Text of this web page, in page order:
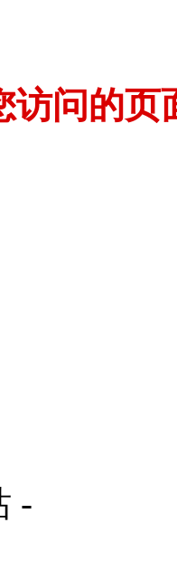
访问的页
-